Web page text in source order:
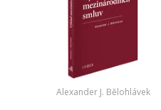
Alexander J. Bělohlávek